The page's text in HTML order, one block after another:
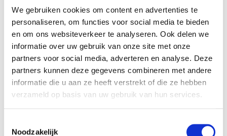
We gebruiken cookies om content en advertenties te
personaliseren, om functies voor social media te bieden
en om ons websiteverkeer te analyseren. Ook delen we
informatie over uw gebruik van onze site met onze
partners voor social media, adverteren en analyse. Deze
partners kunnen deze gegevens combineren met andere
informatie die u aan ze heeft verstrekt of die ze hebben
verzameld op basis van uw gebruik van hun services.
Noodzakelijk
Mare &amp foal pinto